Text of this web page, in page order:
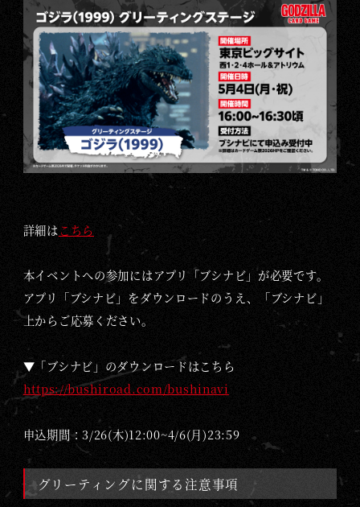
詳細は こちら
本イベントへの参加にはアプリ「ブシナビ」が必要です。
アプリ「ブシナビ」をダウンロードのうえ、「ブシナビ」
上からご応募ください。
▼「ブシナビ」のダウンロードはこちら
https://bushiroad.com/bushinavi
申込期間：3/26(木)12:00~4/6(月)23:59
グリーティングに関する注意事項